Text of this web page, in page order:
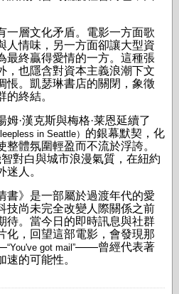
一層文化矛盾。電影一方面歌
人情味，另一方面卻讓大型資
最終贏得愛情的一方。這種張
，也隱含對資本主義浪潮下文
悵。凱瑟琳書店的關閉，象徵
的終結。
姆·漢克斯與梅格·莱恩延續了
in Seattle） 的銀幕默契，化
整體氛圍輕盈而不流於浮誇。
對白與城市浪漫氣質，在紐約
迷人。
書》是一部屬於過渡年代的愛
技尚未完全改變人際關係之前
待。當今日的即時訊息與社群
化，回望這部電影，會發現那
“You've got mail”——曾經代表著
速的可能性。